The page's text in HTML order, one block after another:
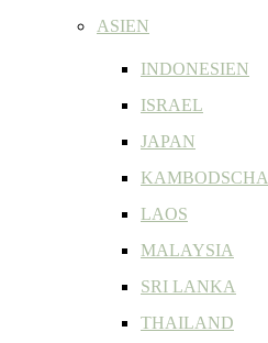
ASIEN
INDONESIEN
ISRAEL
JAPAN
KAMBODSCHA
LAOS
MALAYSIA
SRI LANKA
THAILAND